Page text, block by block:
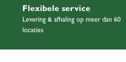
Flexibele service
Levering & afhaling op meer dan 60
locaties